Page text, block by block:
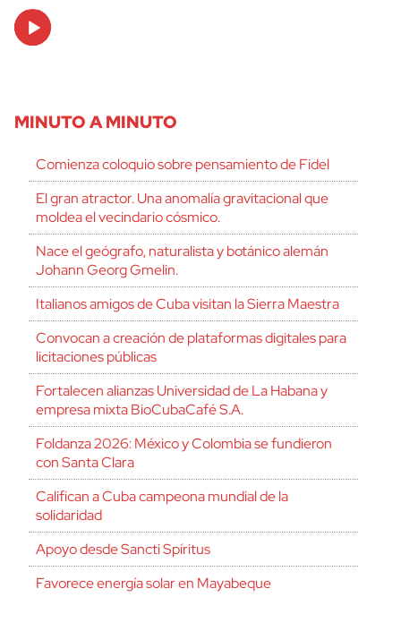
Audio
Player
MINUTO A MINUTO
Comienza coloquio sobre pensamiento de Fidel
El gran atractor. Una anomalía gravitacional que
moldea el vecindario cósmico.
Nace el geógrafo, naturalista y botánico alemán
Johann Georg Gmelin.
Italianos amigos de Cuba visitan la Sierra Maestra
Convocan a creación de plataformas digitales para
licitaciones públicas
Fortalecen alianzas Universidad de La Habana y
empresa mixta BioCubaCafé S.A.
Foldanza 2026: México y Colombia se fundieron
con Santa Clara
Califican a Cuba campeona mundial de la
solidaridad
Apoyo desde Sancti Spíritus
Favorece energía solar en Mayabeque